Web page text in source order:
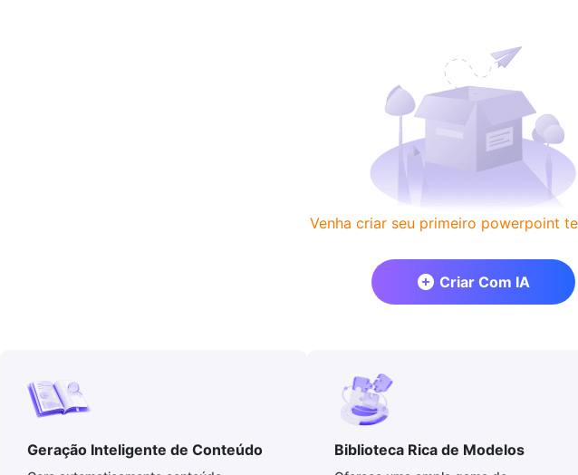
Venha criar seu primeiro powerpoint
Criar Com IA
Geração Inteligente de Conteúdo Biblioteca Rica de Modelos